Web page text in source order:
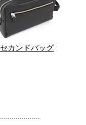
セカンドバッグ